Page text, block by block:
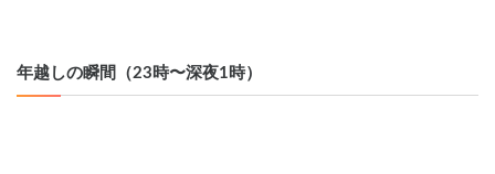
年越しの瞬間（23時〜深夜1時）